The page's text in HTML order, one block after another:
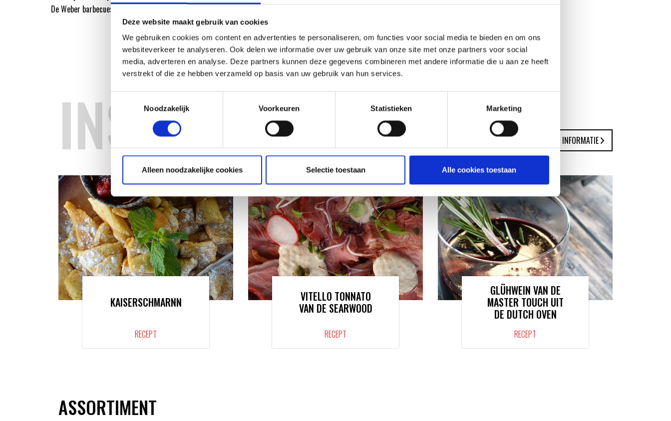
Deze website maakt gebruik van cookies
We gebruiken cookies om content en advertenties te personaliseren, om functies voor social media te bieden en om ons
websiteverkeer te analyseren. Ook delen we informatie over uw gebruik van onze site met onze partners voor social
media, adverteren en analyse. Deze partners kunnen deze gegevens combineren met andere informatie die u aan ze heeft
verstrekt of die ze hebben verzameld op basis van uw gebruik van hun services.
Noodzakelijk
Voorkeuren Statistieken Marketing
Alleen noodzakelijke cookies Selectie toestaan Alle cookies toestaan
De Weber barbecuespecialist van Nederland.
INSPIRATIE
RECEPTEN EN TIPS
VAN ONZE GRILL MASTERS
MEER INFORMATIE
KAISERSCHMARNN
RECEPT
VITELLO TONNATO
VAN DE SEARWOOD
RECEPT
GLÜHWEIN VAN DE
MASTER TOUCH UIT
DE DUTCH OVEN
RECEPT
ASSORTIMENT